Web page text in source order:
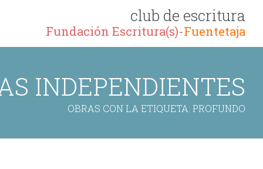
club de escritura
Fundación Escritura(s)-Fuentetaja
INDEPENDIENTES
OBRAS CON LA ETIQUETA: PROFUNDO